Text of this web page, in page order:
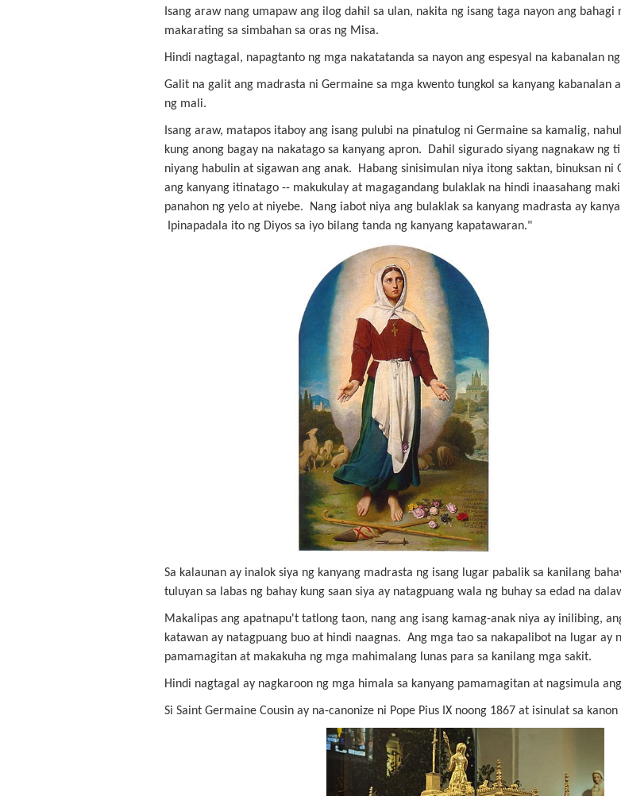
Isang araw nang umapaw ang ilog dahil sa ulan, nakita ng isang taga nayon ang
makarating sa simbahan sa oras ng Misa.
Hindi nagtagal, napagtanto ng mga nakatatanda sa nayon ang espesyal na kabanalan
Galit na galit ang madrasta ni Germaine sa mga kwento tungkol sa kanyang
ng mali.
Isang araw, matapos itaboy ang isang pulubi na pinatulog ni Germaine sa kamalig,
kung anong bagay na nakatago sa kanyang apron. Dahil sigurado siyang nagnakaw
niyang habulin at sigawan ang anak. Habang sinisimulan niya itong saktan, binuksan
ang kanyang itinatago -- makukulay at magagandang bulaklak na hindi inaasahang
panahon ng yelo at niyebe. Nang iabot niya ang bulaklak sa kanyang madrasta ay
Ipinapadala ito ng Diyos sa iyo bilang tanda ng kanyang kapatawaran."
Sa kalaunan ay inalok siya ng kanyang madrasta ng isang lugar pabalik sa kanilang
tuluyan sa labas ng bahay kung saan siya ay natagpuang wala ng buhay sa edad na
Makalipas ang apatnapu't tatlong taon, nang ang isang kamag-anak niya ay inilibing,
katawan ay natagpuang buo at hindi naagnas. Ang mga tao sa nakapalibot na lugar ay
pamamagitan at makakuha ng mga mahimalang lunas para sa kanilang mga sakit.
Hindi nagtagal ay nagkaroon ng mga himala sa kanyang pamamagitan at nagsimula
Si Saint Germaine Cousin ay na-canonize ni Pope Pius IX noong 1867 at isinulat sa